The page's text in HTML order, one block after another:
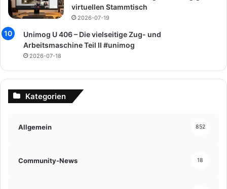
virtuellen Stammtisch
2026-07-19
Unimog U 406 – Die vielseitige Zug- und
Arbeitsmaschine Teil II #unimog
2026-07-18
Kategorien
Allgemein 852
Community-News 18